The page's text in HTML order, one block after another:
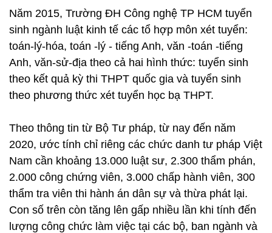
Năm 2015, Trường ĐH Công nghệ TP HCM tuyển
sinh ngành luật kinh tế các tổ hợp môn xét tuyển:
toán-lý-hóa, toán -lý - tiếng Anh, văn -toán -tiếng
Anh, văn-sử-địa theo cả hai hình thức: tuyển sinh
theo kết quả kỳ thi THPT quốc gia và tuyển sinh
theo phương thức xét tuyển học bạ THPT.
Theo thông tin từ Bộ Tư pháp, từ nay đến năm
2020, ước tính chỉ riêng các chức danh tư pháp Việt
Nam cần khoảng 13.000 luật sư, 2.300 thẩm phán,
2.000 công chứng viên, 3.000 chấp hành viên, 300
thẩm tra viên thi hành án dân sự và thừa phát lại.
Con số trên còn tăng lên gấp nhiều lần khi tính đến
lượng công chức làm việc tại các bộ, ban ngành và